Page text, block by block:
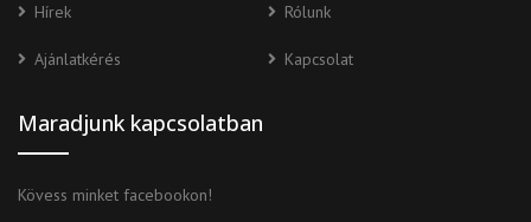
Hírek Rólunk
Ajánlatkérés Kapcsolat
Maradjunk kapcsolatban
Kövess minket facebookon!